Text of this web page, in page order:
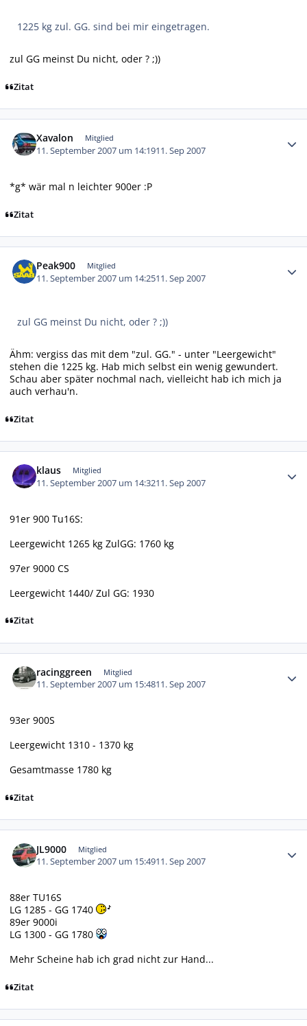
1225 kg zul. GG. sind bei mir eingetragen.
zul GG meinst Du nicht, oder ? ;))
Zitat
Xavalon Mitglied
11. September 2007 um 14:1911. Sep 2007
*g* wär mal n leichter 900er :P
Zitat
Peak900 Mitglied
11. September 2007 um 14:2511. Sep 2007
zul GG meinst Du nicht, oder ? ;))
Ähm: vergiss das mit dem "zul. GG." - unter "Leergewicht"
stehen die 1225 kg. Hab mich selbst ein wenig gewundert.
Schau aber später nochmal nach, vielleicht hab ich mich ja
auch verhau'n.
Zitat
klaus Mitglied
11. September 2007 um 14:3211. Sep 2007
91er 900 Tu16S:
Leergewicht 1265 kg ZulGG: 1760 kg
97er 9000 CS
Leergewicht 1440/ Zul GG: 1930
Zitat
racinggreen Mitglied
11. September 2007 um 15:4811. Sep 2007
93er 900S
Leergewicht 1310 - 1370 kg
Gesamtmasse 1780 kg
Zitat
JL9000 Mitglied
11. September 2007 um 15:4911. Sep 2007
88er TU16S
LG 1285 - GG 1740
89er 9000i
LG 1300 - GG 1780
Mehr Scheine hab ich grad nicht zur Hand...
Zitat